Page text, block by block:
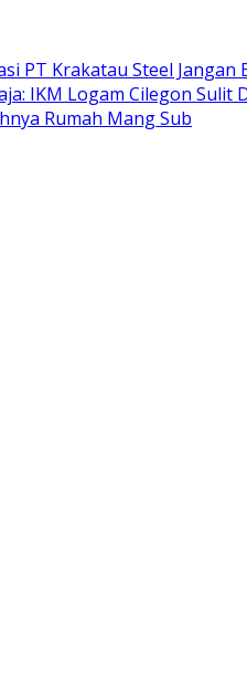
PT Krakatau Steel
IKM Logam Cilegon Sulit
Rumah Mang Sub